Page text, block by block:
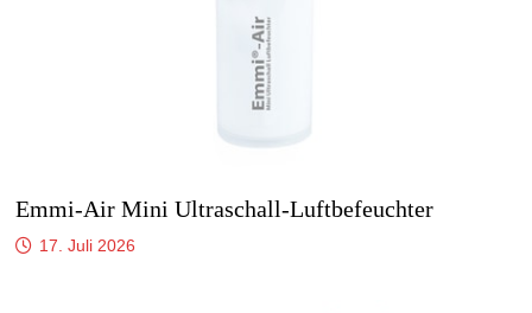
Emmi-Air Mini Ultraschall-Luftbefeuchter
17. Juli 2026